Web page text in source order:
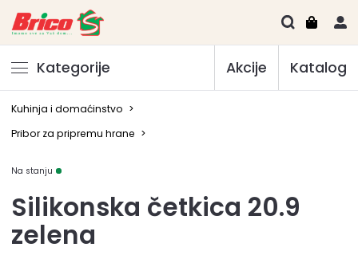
Kategorije Akcije Katalog
Kuhinja i domaćinstvo >
Pribor za pripremu hrane >
Na stanju
Silikonska četkica 20.9
zelena